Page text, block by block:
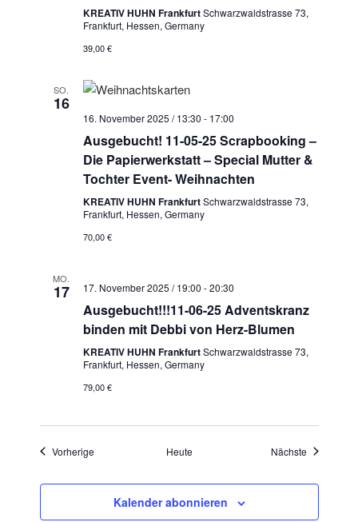
KREATIV HUHN FrankfurtSchwarzwaldstrasse 73,
Frankfurt, Hessen, Germany
39,00 €
SO.
16
16. November 2025 / 13:30 - 17:00
Ausgebucht! 11-05-25 Scrapbooking –
Die Papierwerkstatt – Special Mutter &
Tochter Event- Weihnachten
KREATIV HUHN FrankfurtSchwarzwaldstrasse 73,
Frankfurt, Hessen, Germany
70,00 €
MO.
17 17. November 2025 / 19:00 -20:30
Ausgebucht!!!11-06-25 Adventskranz
binden mit Debbi von Herz-Blumen
KREATIV HUHN FrankfurtSchwarzwaldstrasse 73,
Frankfurt, Hessen, Germany
79,00 €
VorherigeVeranstaltungen Heute Nächste
Kalender abonnieren